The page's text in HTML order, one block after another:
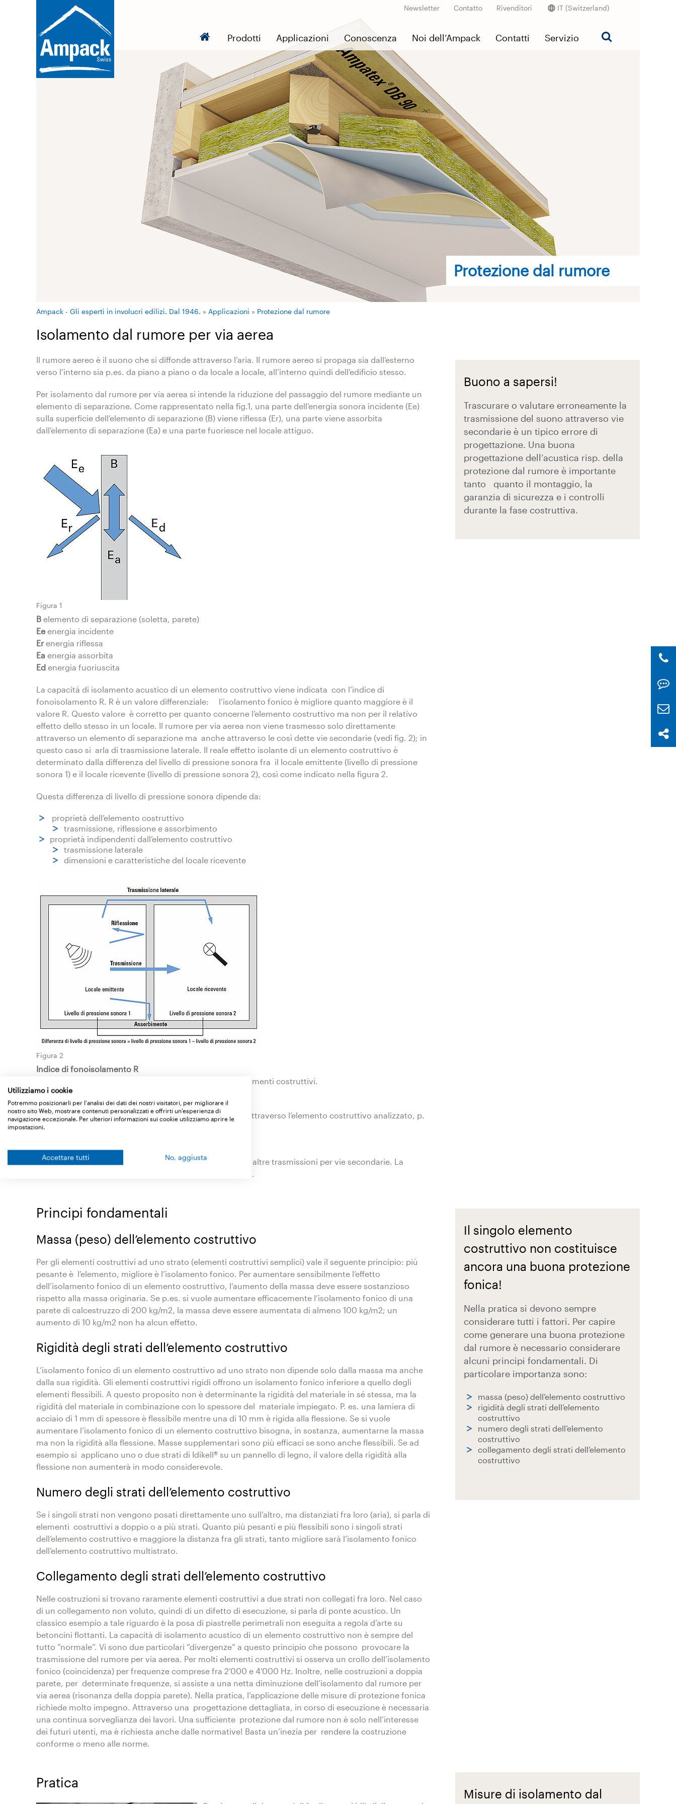
Newsletter Contatto Rivenditori IT (Switzerland)
Prodotti Applicazioni Conoscenza Noi dell’Ampack Contatti Servizio
Protezione dal rumore
Ampack - Gli esperti in involucri edilizi. Dal 1946. » Applicazioni » Protezione dal rumore
Isolamento dal rumore per via aerea
Il rumore aereo è il suono che si diffonde attraverso l’aria. Il rumore aereo si propaga sia dall’esterno
verso l’interno sia p.es. da piano a piano o da locale a locale, all’interno quindi dell’edificio stesso.
Per isolamento dal rumore per via aerea si intende la riduzione del passaggio del rumore mediante un
elemento di separazione. Come rappresentato nella fig.1, una parte dell’energia sonora incidente (Ee)
sulla superficie dell’elemento di separazione (B) viene riflessa (Er), una parte viene assorbita
dall’elemento di separazione (Ea) e una parte fuoriesce nel locale attiguo.
Figura 1
B elemento di separazione (soletta, parete)
Ee energia incidente
Er energia riflessa
Ea energia assorbita
Ed energia fuoriuscita
La capacità di isolamento acustico di un elemento costruttivo viene indicata con l’indice di
fonoisolamento R. R è un valore differenziale: l’isolamento fonico è migliore quanto maggiore è il
valore R. Questo valore è corretto per quanto concerne l’elemento costruttivo ma non per il relativo
effetto dello stesso in un locale. Il rumore per via aerea non viene trasmesso solo direttamente
attraverso un elemento di separazione ma anche attraverso le così dette vie secondarie (vedi fig. 2); in
questo caso si arla di trasmissione laterale. Il reale effetto isolante di un elemento costruttivo è
determinato dalla differenza del livello di pressione sonora fra il locale emittente (livello di pressione
sonora 1) e il locale ricevente (livello di pressione sonora 2), così come indicato nella figura 2.
Questa differenza di livello di pressione sonora dipende da:
proprietà dell’elemento costruttivo
trasmissione, riflessione e assorbimento
proprietà indipendenti dall’elemento costruttivo
trasmissione laterale
dimensioni e caratteristiche del locale ricevente
Figura 2
Indice di fonoisolamento R
Indica l’isolamento dal rumore per via aerea di singoli elementi costruttivi.
“Indice di fonoisolamento misurato in laboratorio” R
Si utilizza quando il suono si trasmette esclusivamente attraverso l’elemento costruttivo analizzato, p.
es. in uno stato di prova senza trasmissione laterale.
“Indice di fonoisolamento in opera” R’
Si utilizza in caso di trasmissioni laterali supplementari o altre trasmissioni per vie secondarie. La
misurazione può avvenire su un banco di prova o in loco.
Buono a sapersi!
Trascurare o valutare erroneamente la
trasmissione del suono attraverso vie
secondarie è un tipico errore di
progettazione. Una buona
progettazione dell’acustica risp. della
protezione dal rumore è importante
tanto quanto il montaggio, la
garanzia di sicurezza e i controlli
durante la fase costruttiva.
Principi fondamentali
Massa (peso) dell’elemento costruttivo
Per gli elementi costruttivi ad uno strato (elementi costruttivi semplici) vale il seguente principio: più
pesante è l’elemento, migliore è l’isolamento fonico. Per aumentare sensibilmente l’effetto
dell’isolamento fonico di un elemento costruttivo, l’aumento della massa deve essere sostanzioso
rispetto alla massa originaria. Se p.es. si vuole aumentare efficacemente l’isolamento fonico di una
parete di calcestruzzo di 200 kg/m2, la massa deve essere aumentata di almeno 100 kg/m2; un
aumento di 10 kg/m2 non ha alcun effetto.
Rigidità degli strati dell’elemento costruttivo
L’isolamento fonico di un elemento costruttivo ad uno strato non dipende solo dalla massa ma anche
dalla sua rigidità. Gli elementi costruttivi rigidi offrono un isolamento fonico inferiore a quello degli
elementi flessibili. A questo proposito non è determinante la rigidità del materiale in sé stessa, ma la
rigidità del materiale in combinazione con lo spessore del materiale impiegato. P. es. una lamiera di
acciaio di 1 mm di spessore è flessibile mentre una di 10 mm è rigida alla flessione. Se si vuole
aumentare l’isolamento fonico di un elemento costruttivo bisogna, in sostanza, aumentarne la massa
ma non la rigidità alla flessione. Masse supplementari sono più efficaci se sono anche flessibili. Se ad
esempio si applicano uno o due strati di Idikell® su un pannello di legno, il valore della rigidità alla
flessione non aumenterà in modo considerevole.
Numero degli strati dell’elemento costruttivo
Se i singoli strati non vengono posati direttamente uno sull’altro, ma distanziati fra loro (aria), si parla di
elementi costruttivi a doppio o a più strati. Quanto più pesanti e più flessibili sono i singoli strati
dell’elemento costruttivo e maggiore la distanza fra gli strati, tanto migliore sarà l’isolamento fonico
dell’elemento costruttivo multistrato.
Collegamento degli strati dell’elemento costruttivo
Nelle costruzioni si trovano raramente elementi costruttivi a due strati non collegati fra loro. Nel caso
di un collegamento non voluto, quindi di un difetto di esecuzione, si parla di ponte acustico. Un
classico esempio a tale riguardo è la posa di piastrelle perimetrali non eseguita a regola d’arte su
betoncini flottanti. La capacità di isolamento acustico di un elemento costruttivo non è sempre del
tutto “normale”. Vi sono due particolari “divergenze” a questo principio che possono provocare la
trasmissione del rumore per via aerea. Per molti elementi costruttivi si osserva un crollo dell’isolamento
fonico (coincidenza) per frequenze comprese fra 2’000 e 4’000 Hz. Inoltre, nelle costruzioni a doppia
parete, per determinate frequenze, si assiste a una netta diminuzione dell’isolamento dal rumore per
via aerea (risonanza della doppia parete). Nella pratica, l’applicazione delle misure di protezione fonica
richiede molto impegno. Attraverso una progettazione dettagliata, in corso di esecuzione è necessaria
una continua sorveglianza dei lavori. Una sufficiente protezione dal rumore non è solo nell’interesse
dei futuri utenti, ma è richiesta anche dalle normative! Basta un’inezia per rendere la costruzione
conforme o meno alle norme.
Il singolo elemento
costruttivo non costituisce
ancora una buona protezione
fonica!
Nella pratica si devono sempre
considerare tutti i fattori. Per capire
come generare una buona protezione
dal rumore è necessario considerare
alcuni principi fondamentali. Di
particolare importanza sono:
massa (peso) dell’elemento costruttivo
rigidità degli strati dell’elemento
costruttivo
numero degli strati dell’elemento
costruttivo
collegamento degli strati dell’elemento
costruttivo
Pratica
Misure di isolamento dal
Utilizziamo i cookie
Potremmo posizionarli per l'analisi dei dati dei nostri visitatori, per migliorare il
nostro sito Web, mostrare contenuti personalizzati e offrirti un'esperienza di
navigazione eccezionale. Per ulteriori informazioni sui cookie utilizziamo aprire le
impostazioni.
Accettare tutti No, aggiusta